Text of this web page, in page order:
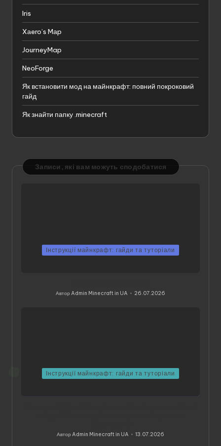
Iris
Xаero’s Mаp
JourneyMap
NeoForge
Як встановити мод на майнкрафт: повний покроковий
гайд
Як знайти папку .minecraft
Записи, які вам можуть сподобатися
Інструкції майнкрафт: гайди та туторіали
Опубліковано
Автор Admin Minecraft in UA 26.07.2026
Інструкції майнкрафт: гайди та туторіали
Опубліковано
АвторAdmin Minecraft in UA 13.07.2026